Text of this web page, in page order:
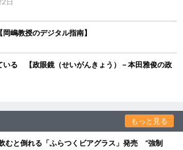
嶋教授のデジタル指南】
いる 【政眼鏡（せいがんきょう）－本田雅俊の政
もっと見る
むと倒れる「ふらつくビアグラス」発売 “強制